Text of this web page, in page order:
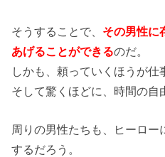
そうすることで、 その男性に
あげることができるのだ。
しかも、頼っていくほうが仕
そして驚くほどに、時間の自
周りの男性たちも、ヒーロ
するだろう。